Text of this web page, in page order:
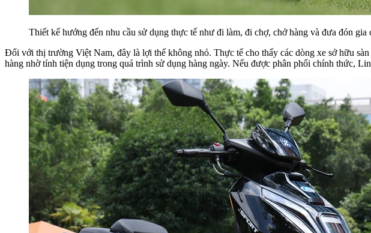
Thiết kế hướng đến nhu cầu sử dụng thực tế như đi làm, đi chợ, chở hàng và đưa đón gia
Đối với thị trường Việt Nam, đây là lợi thế không nhỏ. Thực tế cho thấy các dòng xe sở hữu
hàng nhờ tính tiện dụng trong quá trình sử dụng hàng ngày. Nếu được phân phối chính thức,